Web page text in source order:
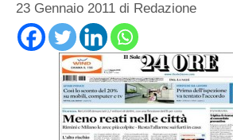
23 Gennaio 2011 di Redazione